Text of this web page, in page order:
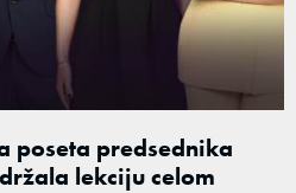
poseta predsednika
lekciju celom